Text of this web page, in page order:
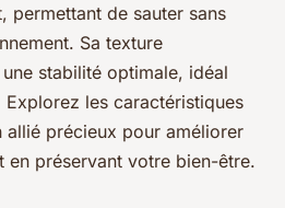
permettant de sauter sans
Sa texture
stabilité optimale, idéal
les caractéristiques
précieux pour améliorer
en préservant votre bien-être.